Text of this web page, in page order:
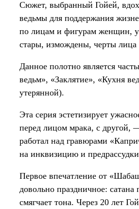
Сюжет, выбранный Гойей,
ведьмы для поддержания
по лицам и фигурам женщин,
стары, измождены, черты
Данное полотно является
ведьм», «Заклятие», «Кухня
утерянной).
Эта серия эстетизирует
перед лицом мрака, с другой,
работал над гравюрами
на инквизицию и
Первое впечатление от
довольно праздничное:
смягчает тона. Через 20 лет